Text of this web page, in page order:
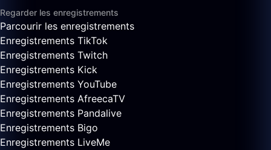
Regarder les enregistrements
Parcourir les enregistrements
Enregistrements TikTok
Enregistrements Twitch
Enregistrements Kick
Enregistrements YouTube
Enregistrements AfreecaTV
Enregistrements Pandalive
Enregistrements Bigo
Enregistrements LiveMe